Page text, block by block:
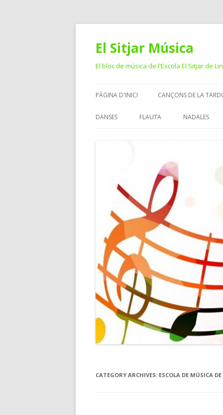
El Sitjar Música
El bloc de música de l'Escola El Sitjar de
PÀGINA D'INICI CANÇONS DE LA
DANSES FLAUTA NADALES
CATEGORY ARCHIVES: ESCOLA DE MÚSICA